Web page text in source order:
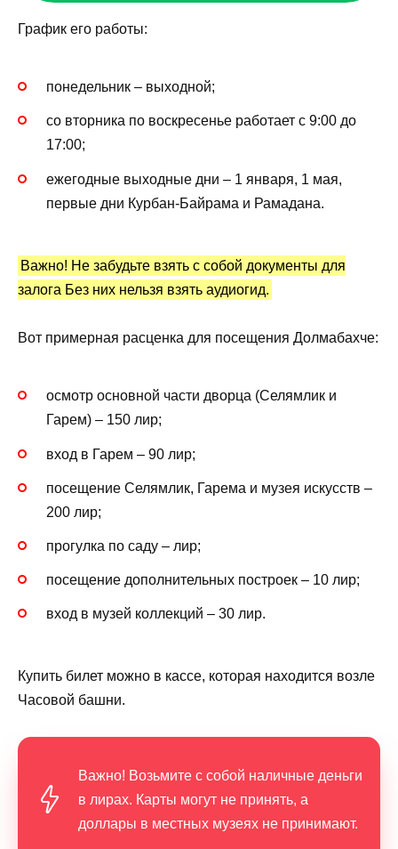
График его работы:
понедельник – выходной;
со вторника по воскресенье работает с 9:00 до
17:00;
ежегодные выходные дни – 1 января, 1 мая,
первые дни Курбан-Байрама и Рамадана.
Важно! Не забудьте взять с собой документы для
залога Без них нельзя взять аудиогид.
Вот примерная расценка для посещения Долмабахче:
осмотр основной части дворца (Селямлик и
Гарем) – 150 лир;
вход в Гарем – 90 лир;
посещение Селямлик, Гарема и музея искусств –
200 лир;
прогулка по саду – лир;
посещение дополнительных построек – 10 лир;
вход в музей коллекций – 30 лир.
Купить билет можно в кассе, которая находится возле
Часовой башни.
Важно! Возьмите с собой наличные деньги
в лирах. Карты могут не принять, а
доллары в местных музеях не принимают.